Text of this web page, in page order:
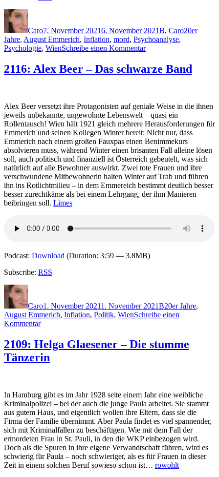
Autor
Caro7. November 20216. November 2021B, Caro20er
Jahre, August Emmerich, Inflation, mord, Psychoanalyse,
Psychologie, WienSchreibe einen Kommentarzu
Beer
Tod
2116: Alex Beer – Das schwarze Band
Alex Beer versetzt ihre Protagonisten auf geniale Weise in die ihnen
jeweils unbekannte, ungewohnte Lebenswelt – quasi ein
Rollentausch! Wien hält 1921 gleich mehrere Herausforderungen für
Emmerich und seinen Kollegen Winter bereit: Nicht nur, dass
Emmerich nach einem großen Fauxpas einen Benimmekurs
absolvieren muss, während Winter einen brisanten Fall alleine lösen
soll, auch politisch und finanziell ist Österreich gebeutelt, was sich
natürlich auf alle Bewohner auswirkt. Zwei tote Frauen und ihre
verschwundene Mitbewohnerin halten Winter auf Trab und führen
ihn ins Rotlichtmilieu – in dem Emmereich bestimmt deutlich besser
besser zurechtkäme als bei einem Lehrgang, der ihm Manieren
beibringen soll. Limes
Podcast: Download (Duration: 3:59 — 3.8MB)
Subscribe: RSS
Autor
Caro1. November 20211. November 2021B20er Jahre,
August Emmerich, Inflation, Politik, WienSchreibe einen
Kommentarzu
Alex
Beer
–
2109: Helga Glaesener – Die stumme
Tänzerin
In Hamburg gibt es im Jahr 1928 seite einem Jahr eine weibliche
Kriminalpolizei – bei der auch die junge Paula arbeitet. Sie stammt
aus gutem Haus, und eigentlich wollen ihre Eltern, dass sie die
Firma der Familie übernimmt. Aber Paula findet es viel spannender,
sich mit Kriminalfällen zu beschäftigen. Wie mit dem Fall der
ermordeten Frau in St. Pauli, in den die WKP einbezogen wird.
Doch als die Spuren in ihre eigene Verwandtschaft führen, wird es
schwierig für Paula – noch schwieriger, als es für Frauen in dieser
Zeit in einem solchen Beruf sowieso schon ist… rowohlt